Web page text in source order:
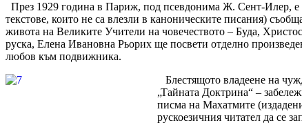
През 1929 година в Париж, под псевдонима Ж. Сент-Илер, е
текстове, които не са влезли в каноническите писания)
живота на Великите Учители на човечеството – Буда,
руска, Елена Ивановна Рьорих ще посвети отделно
любов към подвижника.
Блестящото владеене на
„Тайната Доктрина“ –
писма на Махатмите
рускоезичния читател да се